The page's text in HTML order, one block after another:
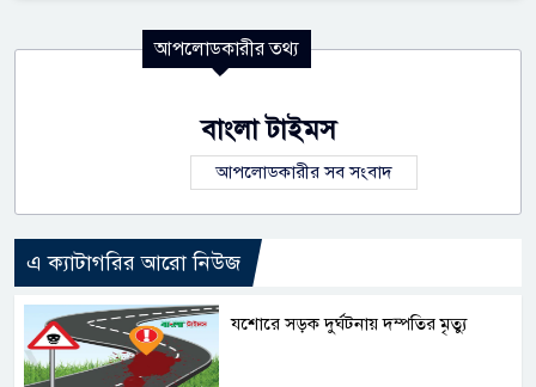
আপলোডকারীর তথ্য
বাংলা টাইমস
আপলোডকারীর সব সংবাদ
এ ক্যাটাগরির আরো নিউজ
যশোরে সড়ক দুর্ঘটনায় দম্পতির মৃত্যু